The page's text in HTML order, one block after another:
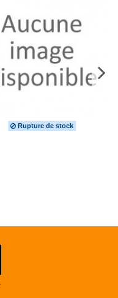
Rupture de stock